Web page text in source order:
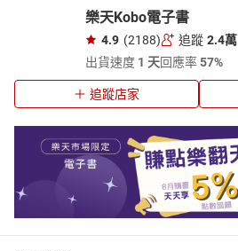
樂天Kobo電子書
4.9 (2188) 追蹤 2.4萬
出貨速度 1 天回應率57%
追蹤店家